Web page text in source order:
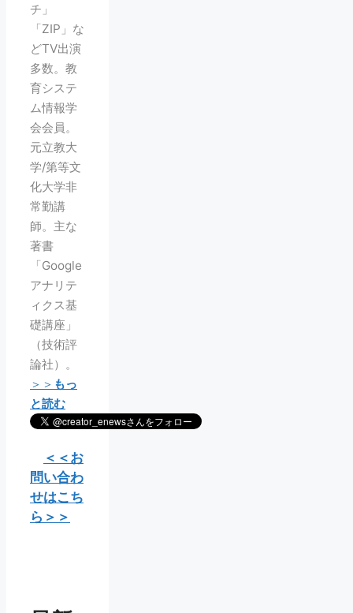
チ」
「ZIP」な
どTV出演
多数。教
育システ
ム情報学
会会員。
元立教大
学/第等文
化大学非
常勤講
師。主な
著書
「Google
アナリテ
ィクス基
礎講座」
（技術評
論社）。
＞＞ もっ
と読む
＜＜お
問い合わ
せはこち
ら＞＞